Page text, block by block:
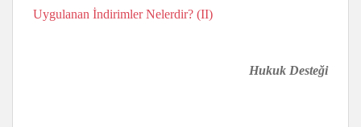
Uygulanan İndirimler Nelerdir? (II)
Hukuk Desteği